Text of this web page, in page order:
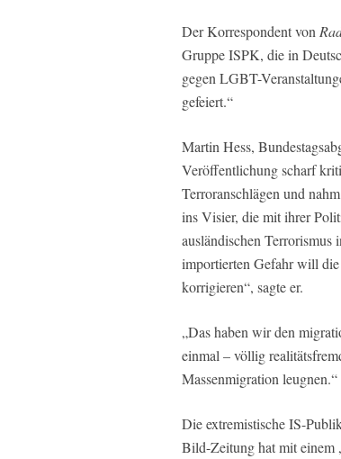
Der Korrespondent von
Gruppe ISPK, die in
gegen LGBT-
gefeiert.“
Martin Hess,
Veröffentlichung scharf
Terroranschlägen und
ins Visier, die mit ihrer
ausländischen Terrorismus
importierten Gefahr will
korrigieren“, sagte er.
„Das haben wir den
einmal – völlig
Massenmigration leugnen.“
Die extremistische IS-
Bild-Zeitung hat mit einem